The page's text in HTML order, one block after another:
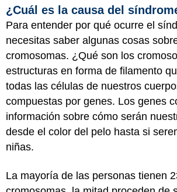
¿Cuál es la causa del
Para entender por qué ocurre el
necesitas saber algunas cosas
cromosomas. ¿Qué son los
estructuras en forma de filamento
todas las células de nuestros
compuestas por genes. Los genes
información sobre cómo serán
desde el color del pelo hasta si
niñas.
La mayoría de las personas tienen